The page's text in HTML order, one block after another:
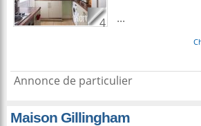
4
...
Annonce de particulier
Maison Gillingham